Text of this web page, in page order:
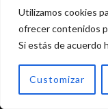
Utilizamos cookies
ofrecer contenidos
Si estás de acuerdo
Customizar
Soluciones
la obligación de
Usuarios, ni la
autenticidad de
publican sobre sí